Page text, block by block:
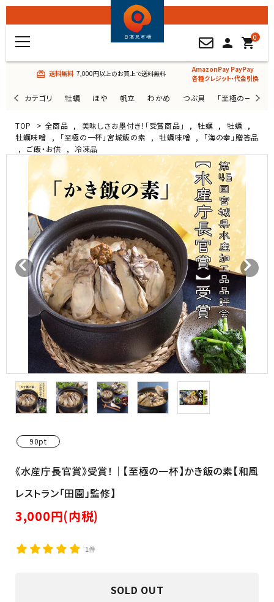
person 0
shopping_cart
card_giftcard 送料無料 7,000円以上のお買上で送料無料
AmazonPay PayPay
各種クレジット・代金引換
カテゴリ 牡蠣 ほや 帆立 わかめ つぶ貝 「至極の一杯」
（銀鮭・さば・さんま等）
TOP > 全商品 , 美味しさお墨付き！「受賞商品」 , 牡蠣 , 牡蠣 ,
牡蠣味噌
, 「至極の一杯」宮城飯の素 , 牡蠣味噌 ,
「海の幸」贈答品
,
ご飯・お供 , 冷凍品
90pt
《水産庁長官賞》受賞！｜【至極の一杯】かき飯の素【和風
レストラン「田園」監修】
3,000円(内税)
1件
SOLD OUT